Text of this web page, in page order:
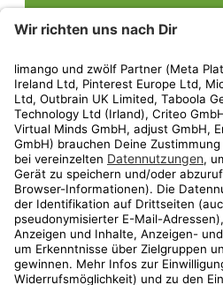
Privatsphäre-EinstellungenAGB
Geschenkgutscheinbedingungen